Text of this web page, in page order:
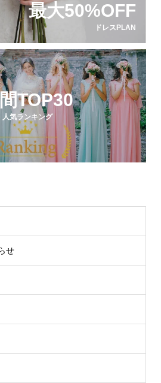
最大50%OFF
ドレスPLAN
TOP30
人気ランキング
せ